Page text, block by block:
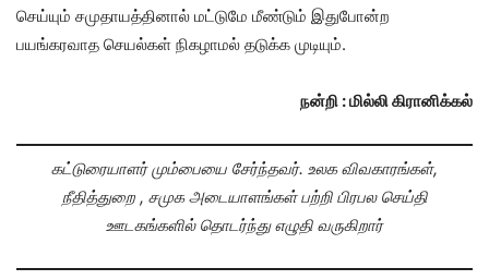
செய்யும் சமுதாயத்தினால் மட்டுமே மீண்டும் இதுபோன்ற
பயங்கரவாத செயல்கள் நிகழாமல் தடுக்க முடியும்.
நன்றி : மில்லி கிரானிக்கல்
கட்டுரையாளர் மும்பையை சேர்ந்தவர். உலக விவகாரங்கள்,
நீதித்துறை , சமுக அடையாளங்கள் பற்றி பிரபல செய்தி
ஊடகங்களில் தொடர்ந்து எழுதி வருகிறார்